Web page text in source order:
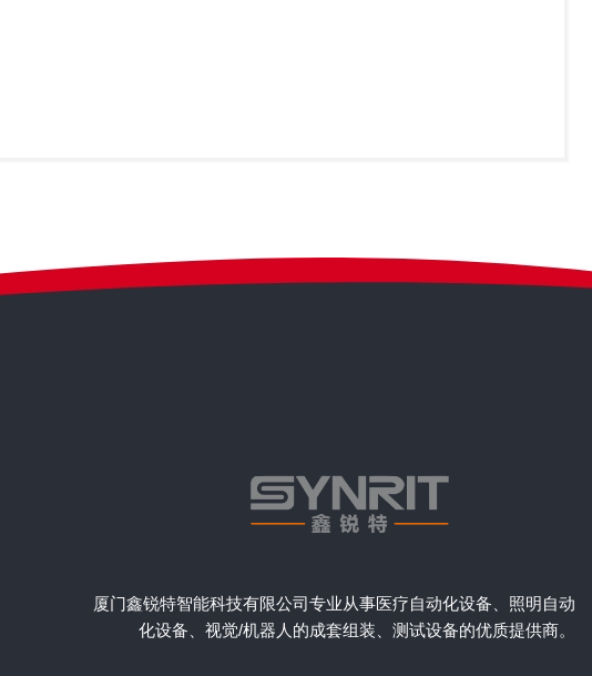
厦门鑫锐特智能科技有限公司专业从事医疗自动化设备、照明自动
化设备、视觉/机器人的成套组装、测试设备的优质提供商。